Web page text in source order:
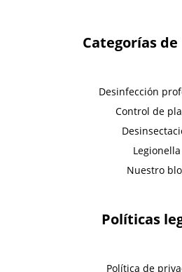
Categorías
Desinfección
Control de
Legionella
Nuestro
Políticas
Política de